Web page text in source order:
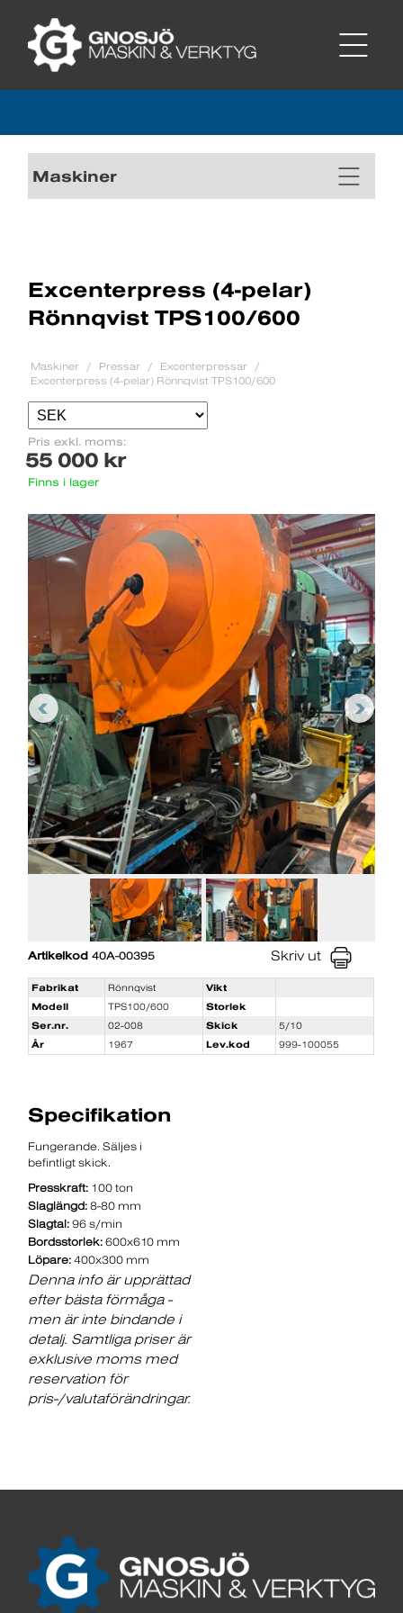
Maskiner
Excenterpress (4-pelar)
Rönnqvist TPS100/600
Maskiner Pressar
Excenterpressar
Excenterpress (4-pelar) Rönnqvist TPS100/600
Pris exkl. moms:
55 000 kr
Finns i lager
Artikelkod 40A-00395 Skriv ut
Fabrikat Rönnqvist
Vikt
Modell
TPS100/600
Storlek
Ser.nr.
02-008 Skick
5/10
År
1967 Lev.kod 999-100055
Specifikation
Fungerande. Säljes i
befintligt skick.
Presskraft: 100 ton
Slaglängd: 8-80 mm
Slagtal: 96 s/min
Bordsstorlek: 600x610 mm
Löpare: 400x300 mm
Denna info är upprättad
efter bästa förmåga -
men är inte bindande i
detalj. Samtliga priser är
exklusive moms med
reservation för
pris-/valutaförändringar.